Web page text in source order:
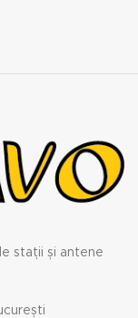
stații și antene